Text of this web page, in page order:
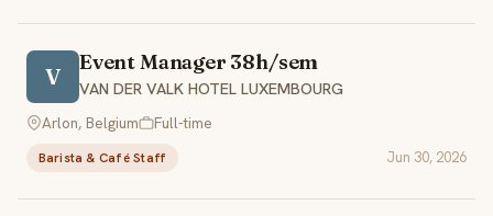
V
Event Manager 38h/sem
VAN DER VALK HOTEL LUXEMBOURG
Arlon, Belgium
Full-time
Barista & Café Staff Jun 30, 2026